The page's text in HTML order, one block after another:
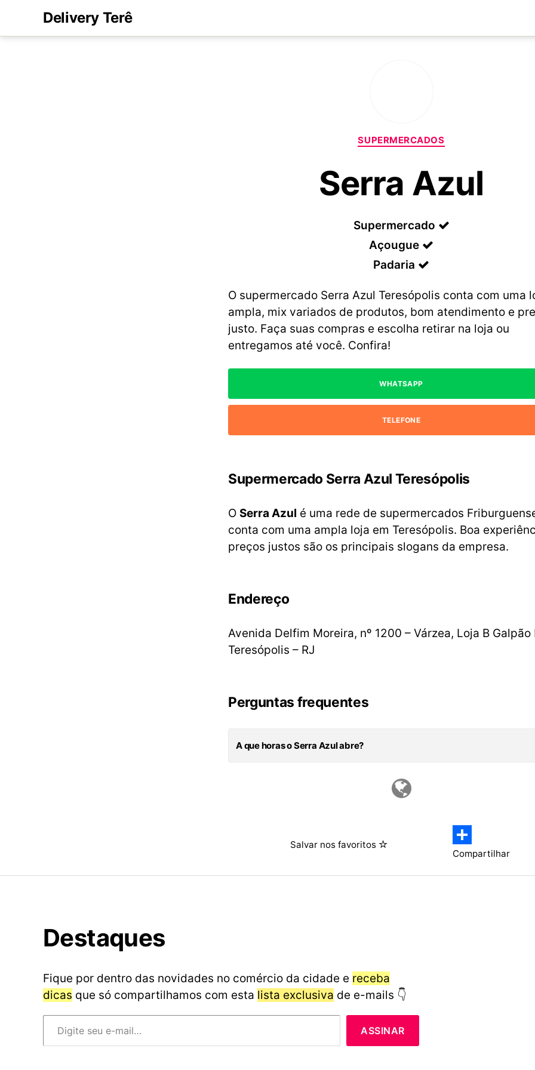
Delivery Terê
Categorias
SUPERMERCADOS
Serra Azul
Supermercado
Açougue
Padaria
O supermercado Serra Azul Teresópolis conta com uma
ampla, mix variados de produtos, bom atendimento e
justo. Faça suas compras e escolha retirar na loja ou
entregamos até você. Confira!
WHATSAPP
TELEFONE
Supermercado Serra Azul Teresópolis
O Serra Azul é uma rede de supermercados
conta com uma ampla loja em Teresópolis. Boa
preços justos são os principais slogans da empresa.
Endereço
Avenida Delfim Moreira, nº 1200 – Várzea, Loja B Galpão
Teresópolis – RJ
Perguntas frequentes
A que horas o Serra Azul abre?
Salvar nos favoritos
Compartilhar
Destaques
Fique por dentro das novidades no comércio da cidade e receba
dicas que só compartilhamos com esta lista exclusiva de e-mails 👇
Digite seu e-mail…
ASSINAR